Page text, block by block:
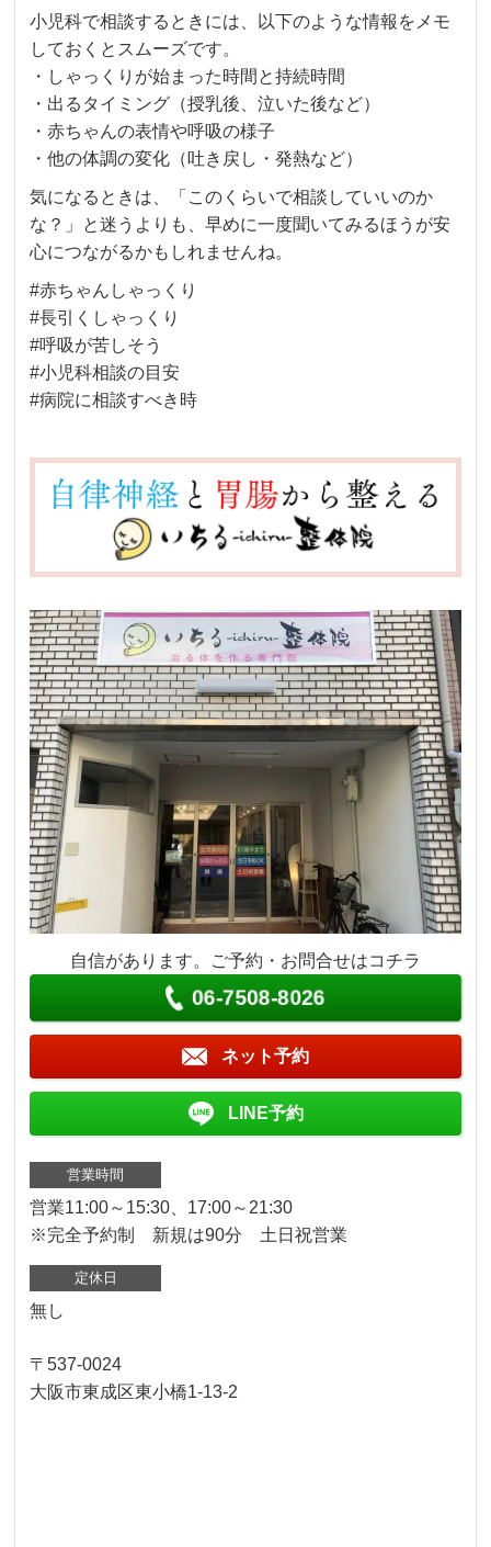
小児科で相談するときには、以下のような情報をメモ
しておくとスムーズです。
・しゃっくりが始まった時間と持続時間
・出るタイミング（授乳後、泣いた後など）
・赤ちゃんの表情や呼吸の様子
・他の体調の変化（吐き戻し・発熱など）
気になるときは、「このくらいで相談していいのか
な？」と迷うよりも、早めに一度聞いてみるほうが安
心につながるかもしれませんね。
#赤ちゃんしゃっくり
#長引くしゃっくり
#呼吸が苦しそう
#小児科相談の目安
#病院に相談すべき時
自信があります。ご予約・お問合せはコチラ
06-7508-8026
ネット予約
LINE予約
営業時間
営業11:00～15:30、17:00～21:30
※完全予約制 新規は90分 土日祝営業
定休日
無し
〒537-0024
大阪市東成区東小橋1-13-2